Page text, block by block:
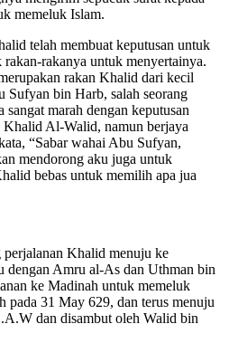
memeluk Islam.
telah membuat keputusan untuk
rakanya untuk menyertainya.
rakan Khalid dari kecil
Sufyan bin Harb, salah seorang
marah dengan keputusan
Khalid Al-Walid, namun berjaya
“Sabar wahai Abu Sufyan,
mendorong aku juga untuk
bebas untuk memilih apa jua
perjalanan Khalid menuju ke
dengan Amru al-As dan Uthman bin
ke Madinah untuk memeluk
pada 31 May 629, dan terus menuju
dan disambut oleh Walid bin